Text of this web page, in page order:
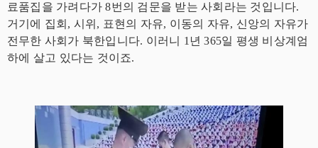
료품집을 가려다가 8번의 검문을 받는 사회라는 것입니다.
거기에 집회, 시위, 표현의 자유, 이동의 자유, 신앙의 자유가
전무한 사회가 북한입니다. 이러니 1년 365일 평생 비상계엄
하에 살고 있다는 것이죠.